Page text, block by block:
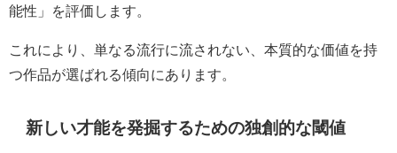
能性」を評価します。
これにより、単なる流行に流されない、本質的な価値を持
つ作品が選ばれる傾向にあります。
新しい才能を発掘するための独創的な閾値